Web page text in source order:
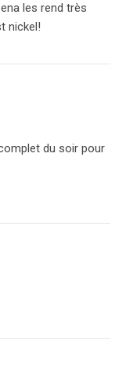
les rend très
nickel!
du soir pour